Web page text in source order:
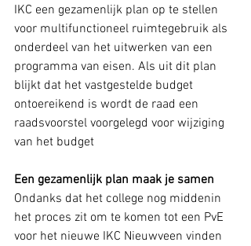
IKC een gezamenlijk plan op te stellen
voor multifunctioneel ruimtegebruik als
onderdeel van het uitwerken van een
programma van eisen. Als uit dit plan
blijkt dat het vastgestelde budget
ontoereikend is wordt de raad een
raadsvoorstel voorgelegd voor wijziging
van het budget
Een gezamenlijk plan maak je samen
Ondanks dat het college nog middenin
het proces zit om te komen tot een PvE
voor het nieuwe IKC Nieuwveen vinden